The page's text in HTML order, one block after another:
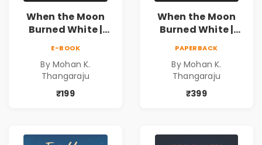
When the Moon
Burned White |
never expected his
love to fight back.
E-BOOK
By Mohan K.
Thangaraju
₹199
When the Moon
Burned White |
never expected his
love to fight back.
PAPERBACK
By Mohan K.
Thangaraju
₹399